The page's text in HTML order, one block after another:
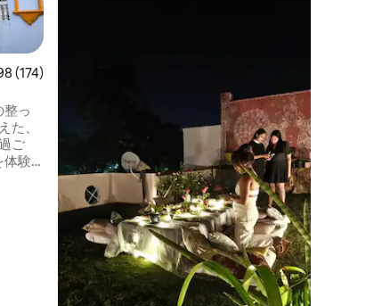
ー174件、5つ星中4.98つ星の平均評価
(174)
っ
た、
ご
体験